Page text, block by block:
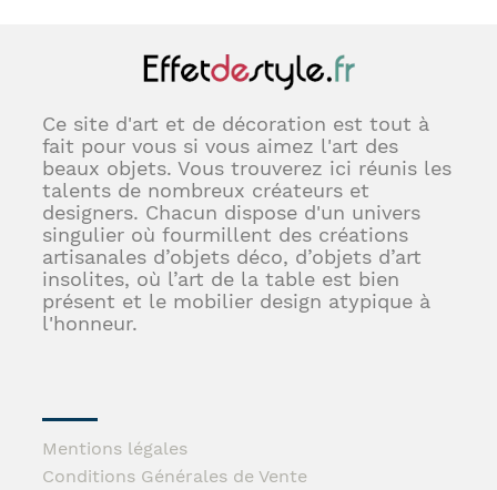
Ce site d'art et de décoration est tout à
fait pour vous si vous aimez l'art des
beaux objets. Vous trouverez ici réunis les
talents de nombreux créateurs et
designers. Chacun dispose d'un univers
singulier où fourmillent des créations
artisanales d’objets déco, d’objets d’art
insolites, où l’art de la table est bien
présent et le mobilier design atypique à
l'honneur.
Mentions légales
Conditions Générales de Vente